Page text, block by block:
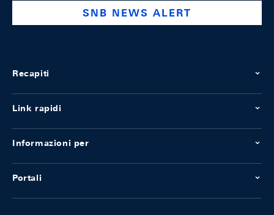
SNB NEWS ALERT
Recapiti
Link rapidi
Informazioni per
Portali